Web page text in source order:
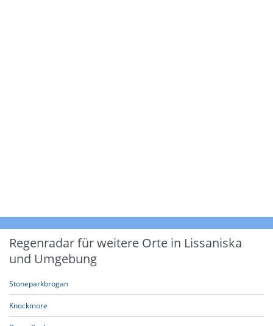
Regenradar für weitere Orte in Lissaniska
und Umgebung
Stoneparkbrogan
Knockmore